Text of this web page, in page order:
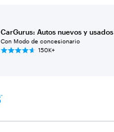
CarGurus: Autos nuevos y usados
Con Modo de concesionario
150K+